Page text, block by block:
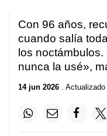
Con 96 años,
cuando salía
los
nunca la usé»,
14 jun 2026 .